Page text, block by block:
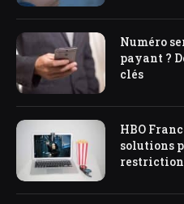
Numéro
payant ?
clés
HBO
solutions